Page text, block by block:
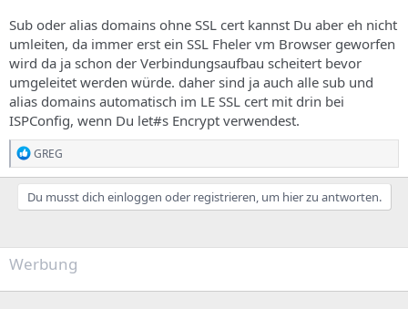
Sub oder alias domains ohne SSL cert kannst Du aber eh nicht
umleiten, da immer erst ein SSL Fheler vm Browser geworfen
wird da ja schon der Verbindungsaufbau scheitert bevor
umgeleitet werden würde. daher sind ja auch alle sub und
alias domains automatisch im LE SSL cert mit drin bei
ISPConfig, wenn Du let#s Encrypt verwendest.
R
e
a
k
t
e
GREG
Du musst dich einloggen oder registrieren, um hier zu antworten.
Werbung